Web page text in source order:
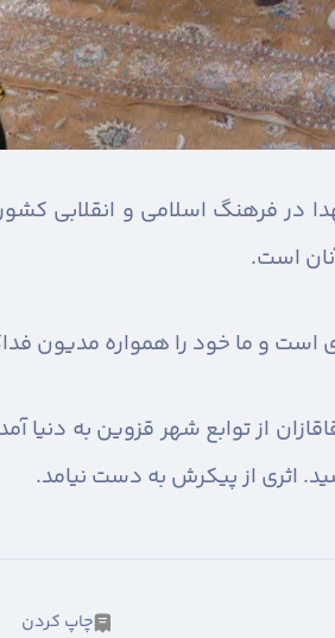
در فرهنگ اسلامی و انقلابی
است.
است و ما خود را همواره مدیون
اسفند ۱۳۴۸، در روستای قاقازان از
چاپ کردن